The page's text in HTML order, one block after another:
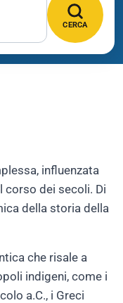
CERCA
influenzata
corso dei secoli. Di
della storia della
che risale a
indigeni, come i
a.C., i Greci